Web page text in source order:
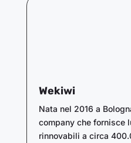
Wekiwi
Nata nel 2016 a
company che fornisce
rinnovabili a circa